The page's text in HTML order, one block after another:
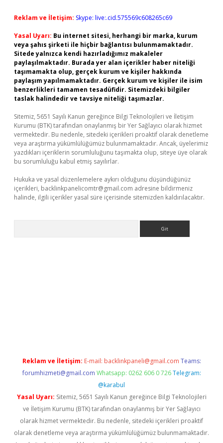
Reklam ve İletişim: Skype: live:.cid.575569c608265c69
Yasal Uyarı: Bu internet sitesi, herhangi bir marka, kurum
veya şahıs şirketi ile hiçbir bağlantısı bulunmamaktadır.
Sitede yalnızca kendi hazırladığımız makaleler
paylaşılmaktadır. Burada yer alan içerikler haber niteliği
taşımamakta olup, gerçek kurum ve kişiler hakkında
paylaşım yapılmamaktadır. Gerçek kurum ve kişiler ile isim
benzerlikleri tamamen tesadüfidir. Sitemizdeki bilgiler
taslak halindedir ve tavsiye niteliği taşımazlar.
Sitemiz, 5651 Sayılı Kanun gereğince Bilgi Teknolojileri ve İletişim
Kurumu (BTK) tarafından onaylanmış bir Yer Sağlayıcı olarak hizmet
vermektedir. Bu nedenle, sitedeki içerikleri proaktif olarak denetleme
veya araştırma yükümlülüğümüz bulunmamaktadır. Ancak, üyelerimiz
yazdıkları içeriklerin sorumluluğunu taşımakta olup, siteye üye olarak
bu sorumluluğu kabul etmiş sayılırlar.
Hukuka ve yasal düzenlemelere aykırı olduğunu düşündüğünüz
içerikleri, backlinkpanelicomtr@gmail.com adresine bildirmeniz
halinde, ilgili içerikler yasal süre içerisinde sitemizden kaldırılacaktır.
Reklam ve İletişim: E-mail: backlinkpaneli@gmail.com Teams:
forumhizmeti@gmail.com Whatsapp: 0262 606 0 726 Telegram:
@karabul
Yasal Uyarı: Sitemiz, 5651 Sayılı Kanun gereğince Bilgi Teknolojileri
ve İletişim Kurumu (BTK) tarafından onaylanmış bir Yer Sağlayıcı
olarak hizmet vermektedir. Bu nedenle, sitedeki içerikleri proaktif
olarak denetleme veya araştırma yükümlülüğümüz bulunmamaktadır.